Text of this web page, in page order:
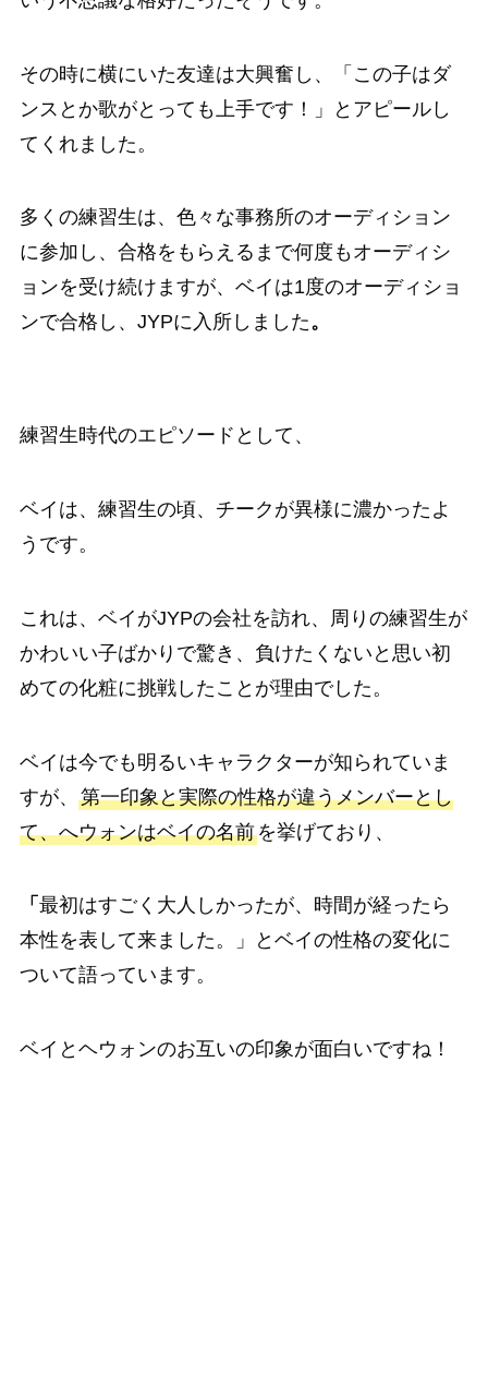
その時に横にいた友達は大興奮し、「この子はダ
ンスとか歌がとっても上手です！」とアピールし
てくれました。
多くの練習生は、色々な事務所のオーディション
に参加し、合格をもらえるまで何度もオーディシ
ョンを受け続けますが、ベイは1度のオーディショ
ンで合格し、JYPに入所しました。
練習生時代のエピソードとして、
ベイは、練習生の頃、チークが異様に濃かったよ
うです。
これは、ベイがJYPの会社を訪れ、周りの練習生が
かわいい子ばかりで驚き、負けたくないと思い初
めての化粧に挑戦したことが理由でした。
ベイは今でも明るいキャラクターが知られていま
すが、 第一印象と実際の性格が違うメンバーとし
て、へウォンはベイの名前を挙げており、
「 最初はすごく大人しかったが、時間が経ったら
本性を表して来ました。」とベイの性格の変化に
ついて語っています。
ベイとヘウォンのお互いの印象が面白いですね！